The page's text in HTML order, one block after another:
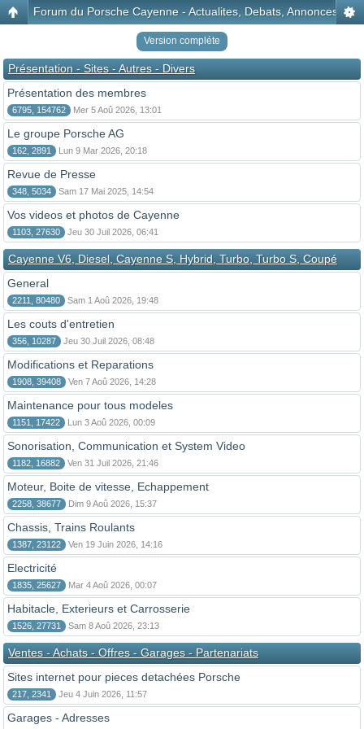
Forum du Porsche Cayenne - Actualites, Debats, Annonces,
Version compléte
Présentation - Sites - Autres - Divers
Présentation des membres
6795, 154762 Mer 5 Aoû 2026, 13:01
Le groupe Porsche AG
162, 2891 Lun 9 Mar 2026, 20:18
Revue de Presse
348, 5034 Sam 17 Mai 2025, 14:54
Vos videos et photos de Cayenne
1103, 27630 Jeu 30 Juil 2026, 06:41
Cayenne V6, Diesel, Cayenne S, Hybrid, Turbo, Turbo S, Coupé
General
2211, 80480 Sam 1 Aoû 2026, 19:48
Les couts d'entretien
356, 10287 Jeu 30 Juil 2026, 08:48
Modifications et Reparations
1908, 39408 Ven 7 Aoû 2026, 14:28
Maintenance pour tous modeles
1151, 17422 Lun 3 Aoû 2026, 00:09
Sonorisation, Communication et System Video
1182, 16882 Ven 31 Juil 2026, 21:46
Moteur, Boite de vitesse, Echappement
2258, 38677 Dim 9 Aoû 2026, 15:37
Chassis, Trains Roulants
1387, 23122 Ven 19 Juin 2026, 14:16
Electricité
1835, 25627 Mar 4 Aoû 2026, 00:07
Habitacle, Exterieurs et Carrosserie
1526, 27731 Sam 8 Aoû 2026, 23:13
Ventes - Achats - Offres - Garages - Partenariats
Sites internet pour pieces detachées Porsche
217, 2341 Jeu 4 Juin 2026, 11:57
Garages - Adresses